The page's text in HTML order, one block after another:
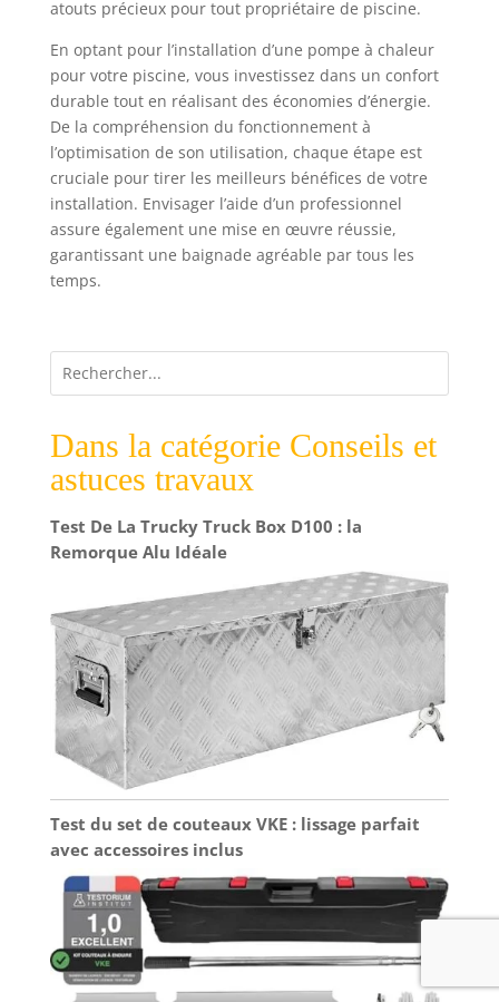
atouts précieux pour tout propriétaire de piscine.
En optant pour l’installation d’une pompe à chaleur
pour votre piscine, vous investissez dans un confort
durable tout en réalisant des économies d’énergie.
De la compréhension du fonctionnement à
l’optimisation de son utilisation, chaque étape est
cruciale pour tirer les meilleurs bénéfices de votre
installation. Envisager l’aide d’un professionnel
assure également une mise en œuvre réussie,
garantissant une baignade agréable par tous les
temps.
Dans la catégorie Conseils et
astuces travaux
Test De La Trucky Truck Box D100 : la
Remorque Alu Idéale
Test du set de couteaux VKE : lissage parfait
avec accessoires inclus